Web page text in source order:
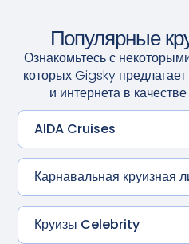
Популярные
Ознакомьтесь с
которых Gigsky
и интернета в
AIDA Cruises
Карнавальная круизная
Круизы Celebrity